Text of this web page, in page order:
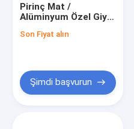
Pirinç Mat /
Alüminyum Özel Giysi
Pantolon için
Son Fiyat alın
Şimdi başvurun